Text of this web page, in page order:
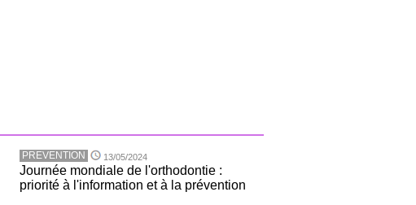
PREVENTION 13/05/2024
Journée mondiale de l'orthodontie :
priorité à l'information et à la prévention